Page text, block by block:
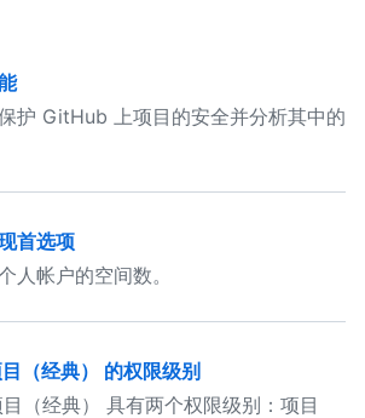
护 GitHub 上项目的安全并分析其中的
首选项
人帐户的空间数。
（经典） 的权限级别
（经典） 具有两个权限级别：项目